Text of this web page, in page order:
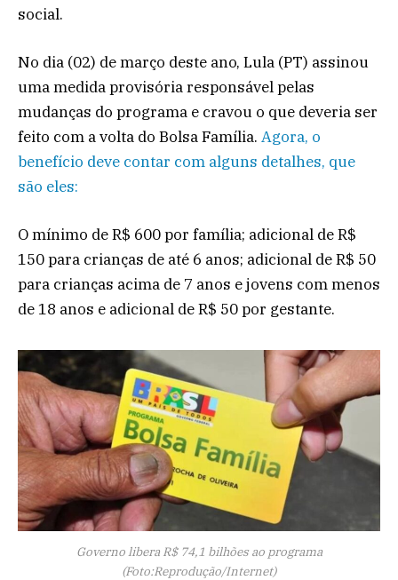
social.
No dia (02) de março deste ano, Lula (PT) assinou
uma medida provisória responsável pelas
mudanças do programa e cravou o que deveria ser
feito com a volta do Bolsa Família. Agora, o
benefício deve contar com alguns detalhes, que
são eles:
O mínimo de R$ 600 por família; adicional de R$
150 para crianças de até 6 anos; adicional de R$ 50
para crianças acima de 7 anos e jovens com menos
de 18 anos e adicional de R$ 50 por gestante.
Governo libera R$ 74,1 bilhões ao programa
(Foto:Reprodução/Internet)